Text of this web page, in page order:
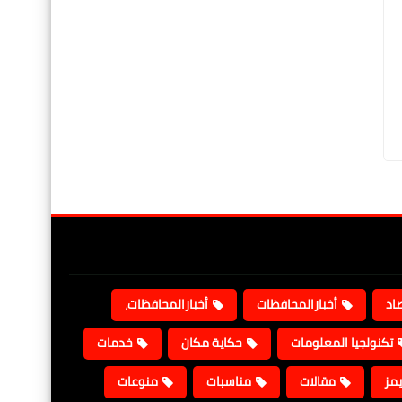
أخبارالمحافظات
أخبارالمحافظات،
تكنولجيا المعلومات
حكاية مكان
خدمات
مقالات مناسبات منوعات